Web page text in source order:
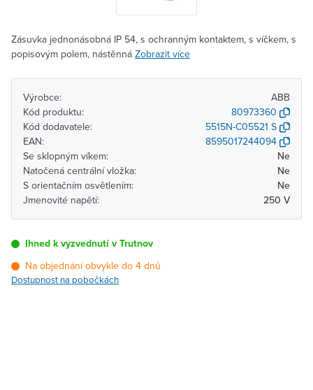
Zásuvka jednonásobná IP 54, s ochranným kontaktem, s víčkem, s
popisovým polem, nástěnná Zobrazit více
Výrobce:
ABB
Kód produktu:
80973360
Kód dodavatele:
5515N-C05521 S
EAN:
8595017244094
Se sklopným víkem:
Ne
Natočená centrální vložka:
Ne
S orientačním osvětlením:
Ne
Jmenovité napětí:
250 V
Ihned k vyzvednutí v Trutnov
Na objednání obvykle do 4 dnů
Dostupnost na pobočkách